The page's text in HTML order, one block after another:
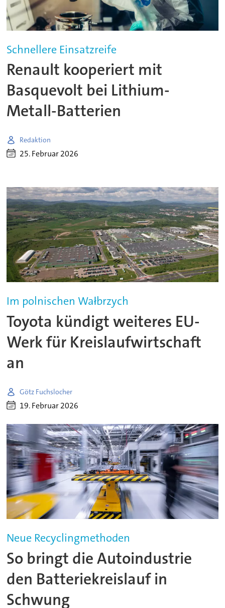
Schnellere Einsatzreife
Renault kooperiert mit
Basquevolt bei Lithium-
Metall-Batterien
Redaktion
25. Februar 2026
Im polnischen Wałbrzych
Toyota kündigt weiteres EU-
Werk für Kreislaufwirtschaft
an
Götz Fuchslocher
19. Februar 2026
Neue Recyclingmethoden
So bringt die Autoindustrie
den Batteriekreislauf in
Schwung